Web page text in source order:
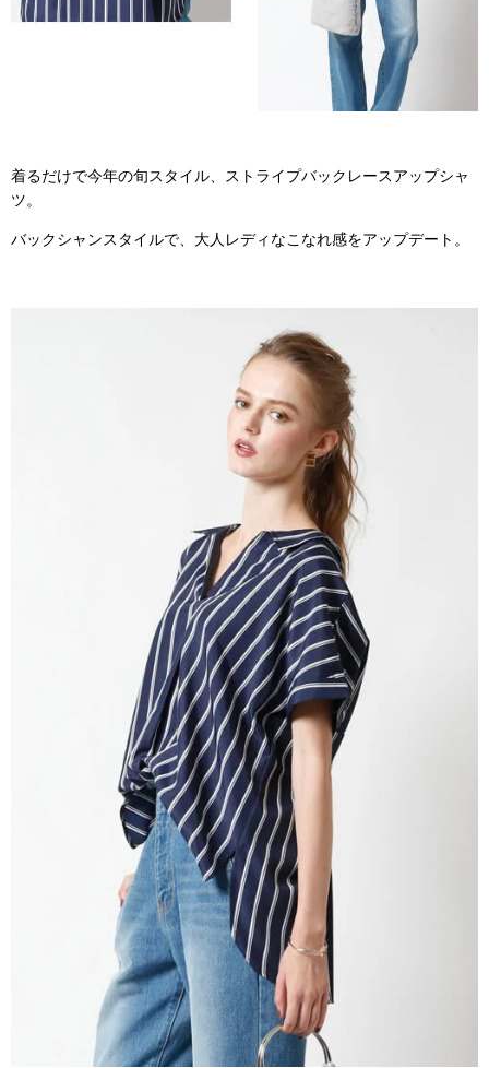
着るだけで今年の旬スタイル、ストライプバックレースアップシャ
ツ。
バックシャンスタイルで、大人レディなこなれ感をアップデート。